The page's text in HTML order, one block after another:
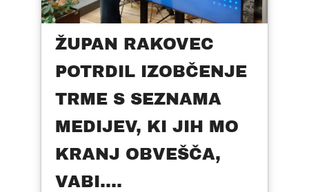
ŽUPAN RAKOVEC
POTRDIL IZOBČENJE
TRME S SEZNAMA
MEDIJEV, KI JIH MO
KRANJ OBVEŠČA,
VABI....